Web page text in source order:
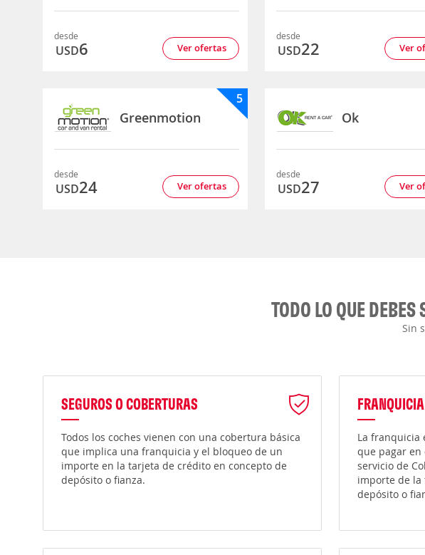
desde
USD6 Ver ofertas
desde
USD22 Ver
Greenmotion
5
desde
USD24 Ver ofertas
Ok
desde
USD27 Ver
TODO LO QUE
Sin
SEGUROS O COBERTURAS
Todos los coches vienen con una cobertura básica
que implica una franquicia y el bloqueo de un
importe en la tarjeta de crédito en concepto de
depósito o fianza.
FRANQUICIA
La franquicia
que pagar en
servicio de
importe de la
depósito o